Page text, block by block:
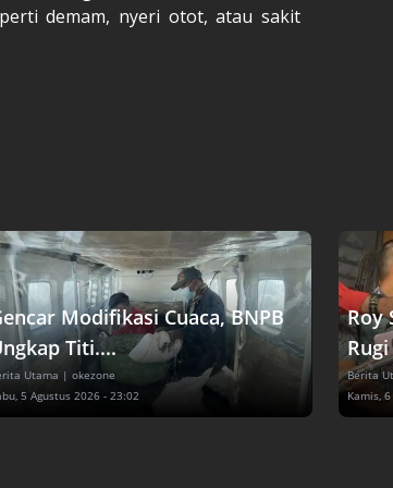
demam, nyeri otot, atau sakit
Modifikasi Cuaca, BNPB
Titi....
Utama | okezone
5 Agustus 2026 - 23:02
Roy
Berita
Kamis,